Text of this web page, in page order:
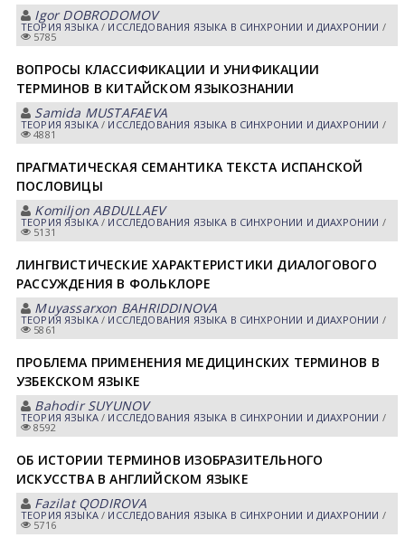
Igor DOBRODOMOV
ТЕОРИЯ ЯЗЫКА/ ИССЛЕДОВАНИЯ ЯЗЫКА В СИНХРОНИИ И ДИАХРОНИИ /
5785
ВОПРОСЫ КЛАССИФИКАЦИИ И УНИФИКАЦИИ
ТЕРМИНОВ В КИТАЙСКОМ ЯЗЫКОЗНАНИИ
Samida MUSTАFАEVА
ТЕОРИЯ ЯЗЫКА/ ИССЛЕДОВАНИЯ ЯЗЫКА В СИНХРОНИИ И ДИАХРОНИИ /
4881
ПРАГМАТИЧЕСКАЯ СЕМАНТИКА ТЕКСТА ИСПАНСКОЙ
ПОСЛОВИЦЫ
Komiljon АBDULLАEV
ТЕОРИЯ ЯЗЫКА/ ИССЛЕДОВАНИЯ ЯЗЫКА В СИНХРОНИИ И ДИАХРОНИИ /
5131
ЛИНГВИСТИЧЕСКИЕ ХАРАКТЕРИСТИКИ ДИАЛОГОВОГО
РАССУЖДЕНИЯ В ФОЛЬКЛОРЕ
Muyassarxon BАHRIDDINOVА
ТЕОРИЯ ЯЗЫКА/ ИССЛЕДОВАНИЯ ЯЗЫКА В СИНХРОНИИ И ДИАХРОНИИ /
5861
ПРОБЛЕМА ПРИМЕНЕНИЯ МЕДИЦИНСКИХ ТЕРМИНОВ В
УЗБЕКСКОМ ЯЗЫКЕ
Bahodir SUYUNOV
ТЕОРИЯ ЯЗЫКА/ ИССЛЕДОВАНИЯ ЯЗЫКА В СИНХРОНИИ И ДИАХРОНИИ /
8592
ОБ ИСТОРИИ ТЕРМИНОВ ИЗОБРАЗИТЕЛЬНОГО
ИСКУССТВА В АНГЛИЙСКОМ ЯЗЫКЕ
Fazilat QODIROVА
ТЕОРИЯ ЯЗЫКА/ ИССЛЕДОВАНИЯ ЯЗЫКА В СИНХРОНИИ И ДИАХРОНИИ /
5716